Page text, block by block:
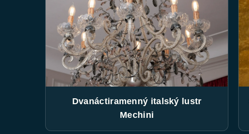
Dvanáctiramenný italský lustr
Mechini